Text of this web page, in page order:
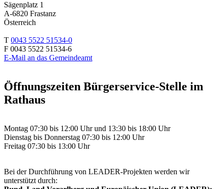
Sägenplatz 1
A-6820 Frastanz
Österreich
T 0043 5522 51534-0
F 0043 5522 51534-6
E-Mail an das Gemeindeamt
Öffnungszeiten Bürgerservice-Stelle im
Rathaus
Montag 07:30 bis 12:00 Uhr und 13:30 bis 18:00 Uhr
Dienstag bis Donnerstag 07:30 bis 12:00 Uhr
Freitag 07:30 bis 13:00 Uhr
Bei der Durchführung von LEADER-Projekten werden wir
unterstützt durch: